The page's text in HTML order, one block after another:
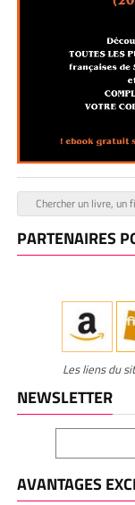
PARTENAIRES
Les liens du
NEWSLETTER
AVANTAGES